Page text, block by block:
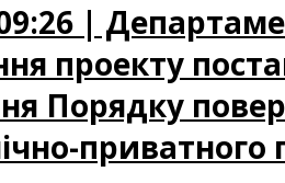
|
проекту
Порядку
приватного